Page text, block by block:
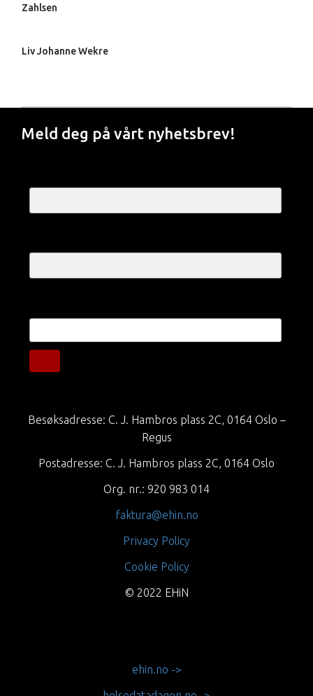
Zahlsen
Liv Johanne Wekre
Meld deg på vårt nyhetsbrev!
Besøksadresse: C. J. Hambros plass 2C, 0164 Oslo –
Regus
Postadresse: C. J. Hambros plass 2C, 0164 Oslo
Org. nr.: 920 983 014
faktura@ehin.no
Privacy Policy
Cookie Policy
© 2022 EHiN
ehin.no ->